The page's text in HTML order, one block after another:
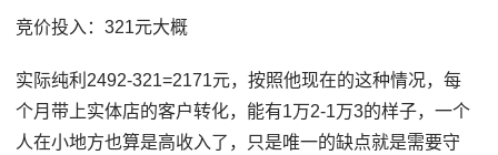
竞价投入：321元大概
实际纯利2492-321=2171元，按照他现在的这种情况，每
个月带上实体店的客户转化，能有1万2-1万3的样子，一个
人在小地方也算是高收入了，只是唯一的缺点就是需要守